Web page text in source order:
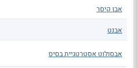
אבן קיסר
אבנט
אבסולוט אסטרטגיית בסיס